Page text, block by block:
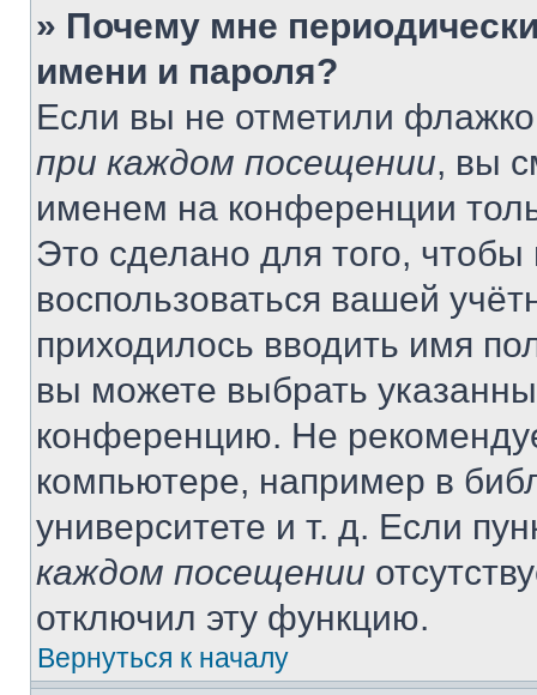
» Почему мне
имени и пароля?
Если вы не отметили
при каждом посещении, вы
именем на конференции
Это сделано для того, чтобы
воспользоваться вашей
приходилось вводить имя
вы можете выбрать
конференцию. Не
компьютере, например в
университете и т. д. Если
каждом посещении
отключил эту функцию.
Вернуться к началу